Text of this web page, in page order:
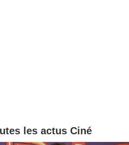
les actus Ciné